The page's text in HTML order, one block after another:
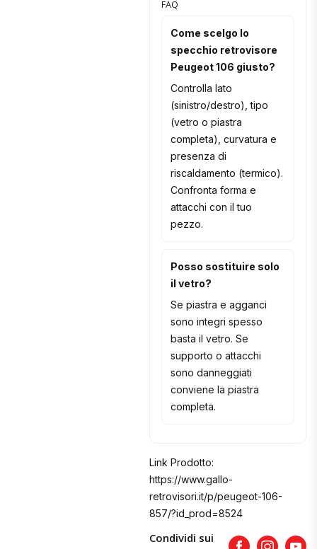
FAQ
Come scelgo lo
specchio retrovisore
Peugeot 106 giusto?
Controlla lato
(sinistro/destro), tipo
(vetro o piastra
completa), curvatura e
presenza di
riscaldamento (termico).
Confronta forma e
attacchi con il tuo
pezzo.
Posso sostituire solo
il vetro?
Se piastra e agganci
sono integri spesso
basta il vetro. Se
supporto o attacchi
sono danneggiati
conviene la piastra
completa.
Link Prodotto:
https://www.gallo-
retrovisori.it/p/peugeot-106-
857/?id_prod=8524
Condividi sui